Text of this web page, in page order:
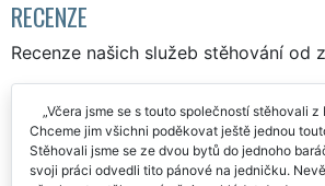
RECENZE
Recenze našich služeb stěhování od
Včera jsme se s touto společností stěhovali z
Chceme jim všichni poděkovat ještě jednou
Stěhovali jsme se ze dvou bytů do jednoho